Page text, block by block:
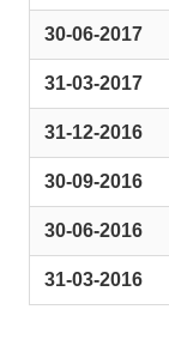
30-06-2017
31-03-2017
31-12-2016
30-09-2016
30-06-2016
31-03-2016